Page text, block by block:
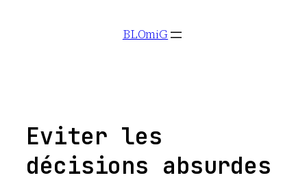
BLOmiG
Eviter les
décisions absurdes